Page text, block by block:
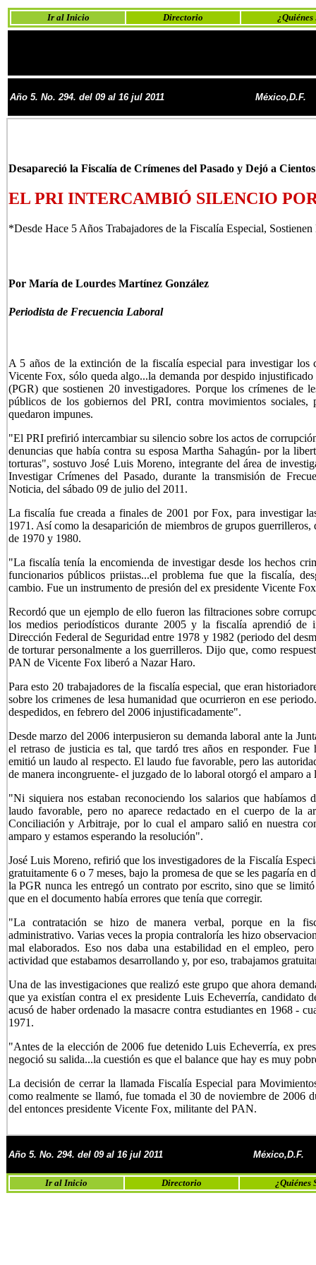
Ir al Inicio Directorio ¿Quiénes
Año 5. No. 294. del 09 al 16 jul 2011 México,D.F.
Desapareció la Fiscalía de Crímenes del Pasado y Dejó a
EL PRI INTERCAMBIÓ SILENCIO
*Desde Hace 5 Años Trabajadores de la Fiscalía Especial,
Por María de Lourdes Martínez González
Periodista de Frecuencia Laboral
A 5 años de la extinción de la fiscalía especial para investigar los
Vicente Fox, sólo queda algo...la demanda por despido
(PGR) que sostienen 20 investigadores. Porque los crímenes de
públicos de los gobiernos del PRI, contra movimientos
quedaron impunes.
"El PRI prefirió intercambiar su silencio sobre los actos de
denuncias que había contra su esposa Martha Sahagún- por la
torturas", sostuvo José Luis Moreno, integrante del área de
Investigar Crímenes del Pasado, durante la transmisión de
Noticia, del sábado 09 de julio del 2011.
La fiscalía fue creada a finales de 2001 por Fox, para investigar
1971. Así como la desaparición de miembros de grupos guerrilleros,
de 1970 y 1980.
"La fiscalía tenía la encomienda de investigar desde los hechos
funcionarios públicos priistas...el problema fue que la fiscalía,
cambio. Fue un instrumento de presión del ex presidente Vicente
Recordó que un ejemplo de ello fueron las filtraciones sobre
los medios periodísticos durante 2005 y la fiscalía aprendió
Dirección Federal de Seguridad entre 1978 y 1982 (periodo del
de torturar personalmente a los guerrilleros. Dijo que, como
PAN de Vicente Fox liberó a Nazar Haro.
Para esto 20 trabajadores de la fiscalía especial, que eran
sobre los crimenes de lesa humanidad que ocurrieron en ese
despedidos, en febrero del 2006 injustificadamente".
Desde marzo del 2006 interpusieron su demanda laboral ante la
el retraso de justicia es tal, que tardó tres años en responder.
emitió un laudo al respecto. El laudo fue favorable, pero las
de manera incongruente- el juzgado de lo laboral otorgó el amparo
"Ni siquiera nos estaban reconociendo los salarios que habíamos
laudo favorable, pero no aparece redactado en el cuerpo de la
Conciliación y Arbitraje, por lo cual el amparo salió en nuestra
amparo y estamos esperando la resolución".
José Luis Moreno, refirió que los investigadores de la Fiscalía
gratuitamente 6 o 7 meses, bajo la promesa de que se les pagaría
la PGR nunca les entregó un contrato por escrito, sino que se
que en el documento había errores que tenía que corregir.
"La contratación se hizo de manera verbal, porque en la
administrativo. Varias veces la propia contraloría les hizo
mal elaborados. Eso nos daba una estabilidad en el empleo,
actividad que estabamos desarrollando y, por eso, trabajamos
Una de las investigaciones que realizó este grupo que ahora
que ya existían contra el ex presidente Luis Echeverría, candidato
acusó de haber ordenado la masacre contra estudiantes en 1968 -
1971.
"Antes de la elección de 2006 fue detenido Luis Echeverría, ex
negoció su salida...la cuestión es que el balance que hay es muy
La decisión de cerrar la llamada Fiscalía Especial para
como realmente se llamó, fue tomada el 30 de noviembre de 2006
del entonces presidente Vicente Fox, militante del PAN.
Año 5. No. 294. del 09 al 16 jul 2011 México,D.F.
Ir al Inicio Directorio ¿Quiénes